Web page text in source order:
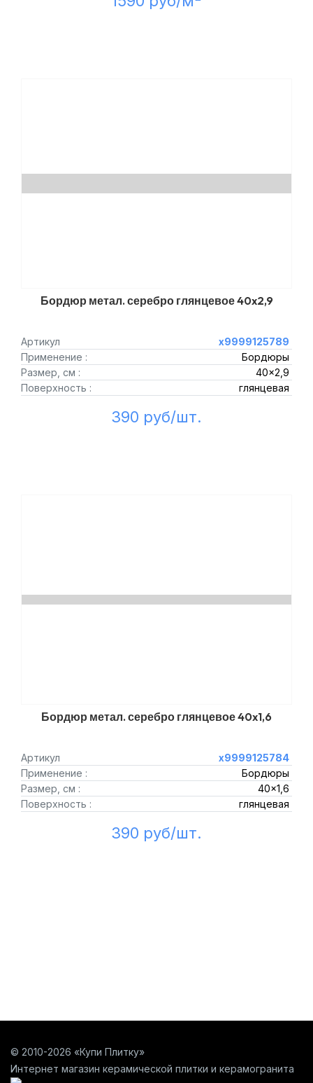
Бордюр метал. серебро глянцевое 40x2,9
Артикул
х9999125789
Применение :
Бордюры
Размер, см :
40x2,9
Поверхность :
глянцевая
390 руб/шт.
Бордюр метал. серебро глянцевое 40x1,6
Артикул
х9999125784
Применение :
Бордюры
Размер, см :
40x1,6
Поверхность :
глянцевая
390 руб/шт.
© 2010-2026 «Купи Плитку»
Интернет магазин керамической плитки и керамогранита